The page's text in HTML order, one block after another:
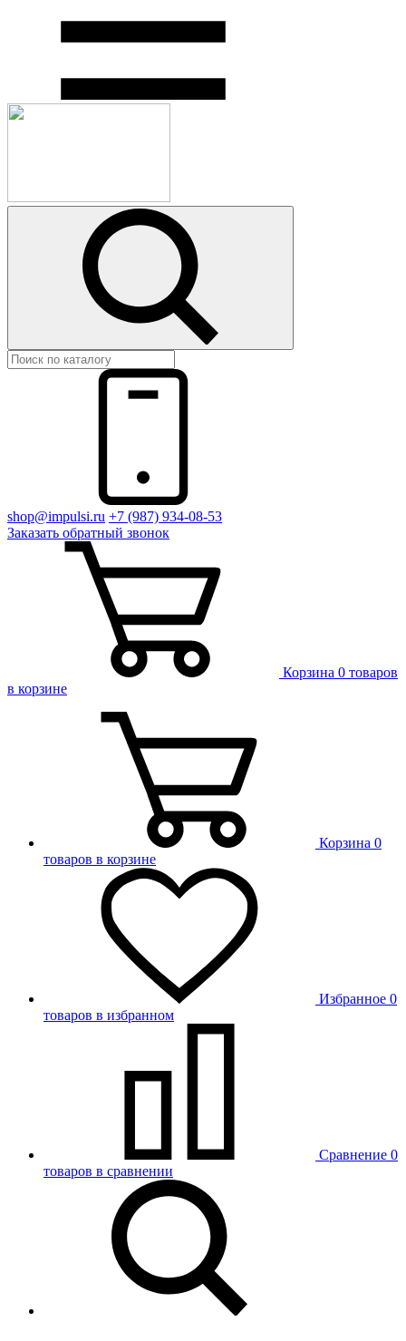
shop@impulsi.ru +7 (987) 934-08-53
Заказать обратный звонок
Корзина 0 товаров
в корзине
Корзина 0
товаров в корзине
Избранное 0
товаров в избранном
Сравнение 0
товаров в сравнении